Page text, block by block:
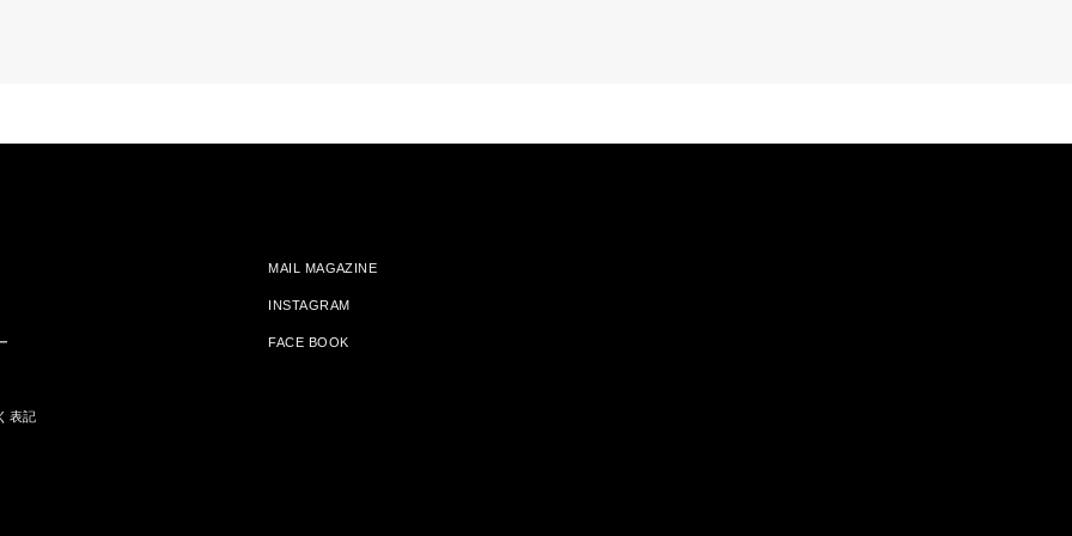
表記
MAIL MAGAZINE
INSTAGRAM
FACE BOOK